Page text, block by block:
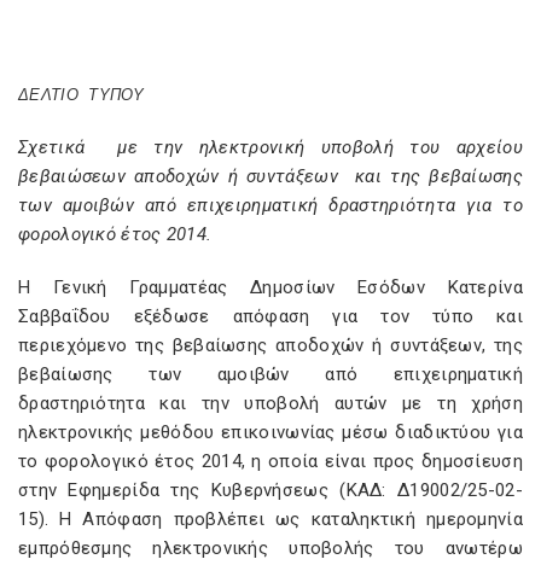
ΔΕΛΤΙΟ ΤΥΠΟΥ
Σχετικά με την ηλεκτρονική υποβολή του αρχείου
βεβαιώσεων αποδοχών ή συντάξεων και της βεβαίωσης
των αμοιβών από επιχειρηματική δραστηριότητα για το
φορολογικό έτος 2014.
Η Γενική Γραμματέας Δημοσίων Εσόδων Κατερίνα
Σαββαΐδου εξέδωσε απόφαση για τον τύπο και
περιεχόμενο της βεβαίωσης αποδοχών ή συντάξεων, της
βεβαίωσης των αμοιβών από επιχειρηματική
δραστηριότητα και την υποβολή αυτών με τη χρήση
ηλεκτρονικής μεθόδου επικοινωνίας μέσω διαδικτύου για
το φορολογικό έτος 2014, η οποία είναι προς δημοσίευση
στην Εφημερίδα της Κυβερνήσεως (ΚΑΔ: Δ19002/25-02-
15). Η Απόφαση προβλέπει ως καταληκτική ημερομηνία
εμπρόθεσμης ηλεκτρονικής υποβολής του ανωτέρω